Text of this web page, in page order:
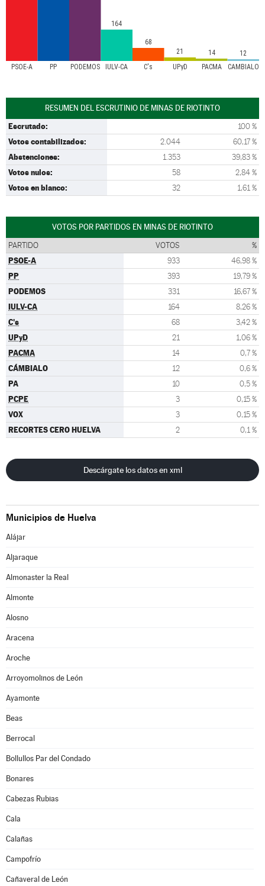
PSOE-A PP PODEMOS IULV-CA C's UPyD PACMA CÁMBIALO
164
68
21
14 12
RESUMEN DEL ESCRUTINIO DE MINAS DE RIOTINTO
Escrutado: 100 %
Votos contabilizados: 2.044 60,17 %
Abstenciones: 1.353 39,83 %
Votos nulos: 58 2,84 %
Votos en blanco: 32 1,61 %
VOTOS POR PARTIDOS EN MINAS DE RIOTINTO
PARTIDO VOTOS %
PSOE-A 933 46,98 %
PP 393 19,79 %
PODEMOS 331 16,67 %
IULV-CA 164 8,26 %
C's 68 3,42 %
UPyD 21 1,06 %
PACMA 14 0,7 %
CÁMBIALO 12 0,6 %
PA 10 0,5 %
PCPE 3 0,15 %
VOX 3 0,15 %
RECORTES CERO HUELVA 2 0,1 %
Descárgate los datos en xml
Municipios de Huelva
Alájar
Aljaraque
Almonaster la Real
Almonte
Alosno
Aracena
Aroche
Arroyomolinos de León
Ayamonte
Beas
Berrocal
Bollullos Par del Condado
Bonares
Cabezas Rubias
Cala
Calañas
Campofrío
Cañaveral de León